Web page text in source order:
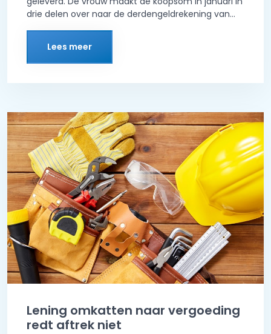
drie delen over naar de derdengeldrekening van...
Lees meer
Lening omkatten naar vergoeding
redt aftrek niet